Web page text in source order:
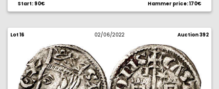
Start: 90€ Hammer price: 170€
Lot 16 02/06/2022 Auction 392